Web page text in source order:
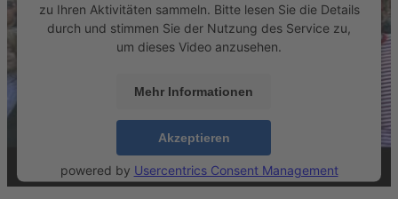
zu Ihren Aktivitäten sammeln. Bitte lesen Sie die Details
durch und stimmen Sie der Nutzung des Service zu,
um dieses Video anzusehen.
Mehr Informationen
Akzeptieren
powered by Usercentrics Consent Management
Platform&eRecht24